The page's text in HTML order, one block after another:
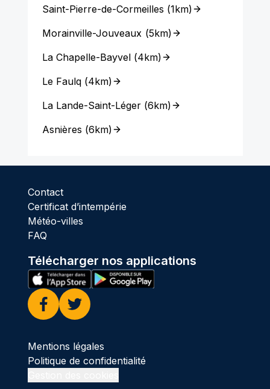
Saint-Pierre-de-Cormeilles (1km)
Morainville-Jouveaux (5km)
La Chapelle-Bayvel(4km)
Le Faulq(4km)
La Lande-Saint-Léger(6km)
Asnières (6km)
Contact
Certificat d’intempérie
Météo-villes
FAQ
Télécharger nos applications
Facebook
Twitter
Mentions légales
Politique de confidentialité